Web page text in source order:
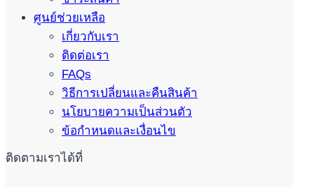
ศูนย์ช่วยเหลือ
เกี่ยวกับเรา
ติดต่อเรา
FAQs
วิธีการเปลี่ยนและคืนสินค้า
นโยบายความเป็นส่วนตัว
ข้อกำหนดและเงื่อนไข
ติดตามเราได้ที่